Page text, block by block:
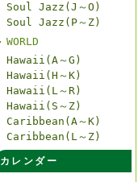
Soul Jazz(J～O)
Soul Jazz(P～Z)
WORLD
Hawaii(A～G)
Hawaii(H～K)
Hawaii(L～R)
Hawaii(S～Z)
Caribbean(A～K)
Caribbean(L～Z)
カレンダー